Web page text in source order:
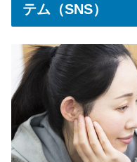
テム（SNS）